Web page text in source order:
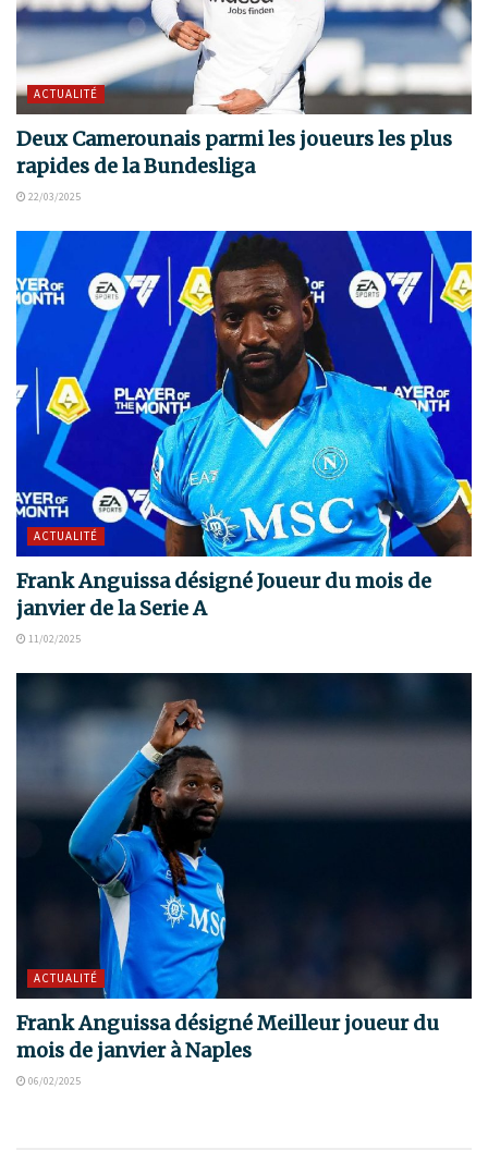
ACTUALITÉ
Deux Camerounais parmi les joueurs les plus
rapides de la Bundesliga
22/03/2025
ACTUALITÉ
Frank Anguissa désigné Joueur du mois de
janvier de la Serie A
11/02/2025
ACTUALITÉ
Frank Anguissa désigné Meilleur joueur du
mois de janvier à Naples
06/02/2025